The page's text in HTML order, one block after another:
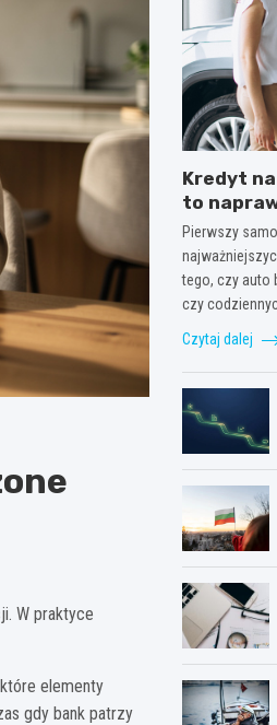
W praktyce
elementy
gdy bank patrzy
Kredyt
to
Pierwszy
tego, czy auto
czy
Czytaj dalej